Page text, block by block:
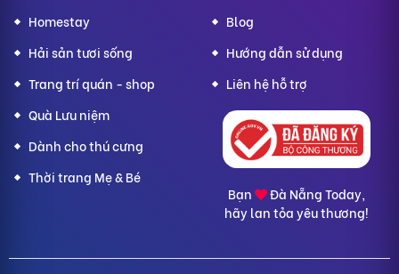
Homestay
Hải sản tươi sống
Trang trí quán - shop
Quà Lưu niệm
Dành cho thú cưng
Thời trang Mẹ & Bé
Blog
Hướng dẫn sử dụng
Liên hệ hỗ trợ
Bạn
Đà Nẵng Today,
hãy lan tỏa yêu thương!